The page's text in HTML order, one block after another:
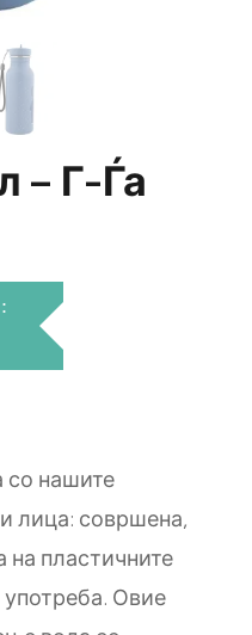
– Г-Ѓа
нашите
лица: совршена,
на пластичните
Овие